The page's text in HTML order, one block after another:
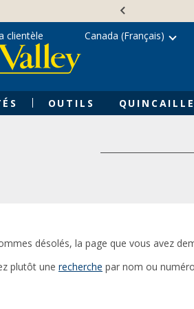
OUTILS
clientèle Canada (Français)
désolés, la page que vous avez
plutôt une recherche par nom ou